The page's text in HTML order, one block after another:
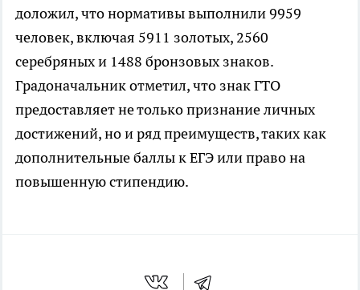
доложил, что нормативы выполнили 9959
человек, включая 5911 золотых, 2560
серебряных и 1488 бронзовых знаков.
Градоначальник отметил, что знак ГТО
предоставляет не только признание личных
достижений, но и ряд преимуществ, таких как
дополнительные баллы к ЕГЭ или право на
повышенную стипендию.